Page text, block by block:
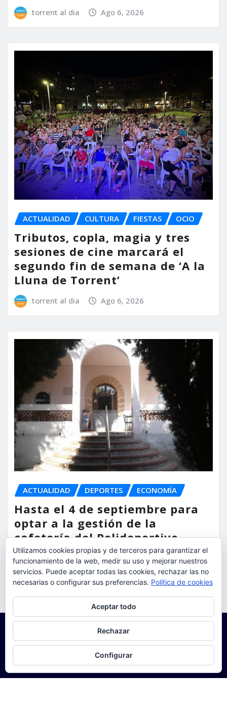
torrent al dia Ago 6, 2026
ACTUALIDAD CULTURA FIESTAS OCIO
Tributos, copla, magia y tres
sesiones de cine marcará el
segundo fin de semana de ‘A la
Lluna de Torrent’
torrent al dia Ago 6, 2026
ACTUALIDAD DEPORTES ECONOMÍA
Hasta el 4 de septiembre para
optar a la gestión de la
cafetería del Polideportivo
Anabel Medina de Torrent
torrent al dia Ago 6, 2026
Utilizamos cookies propias y de terceros para garantizar el
funcionamiento de la web, medir su uso y mejorar nuestros
servicios. Puede aceptar todas las cookies, rechazar las no
necesarias o configurar sus preferencias. Política de cookies
Aceptar todo
Rechazar
Configurar
Para obtener más información, incluido cómo gestionar las cookies,